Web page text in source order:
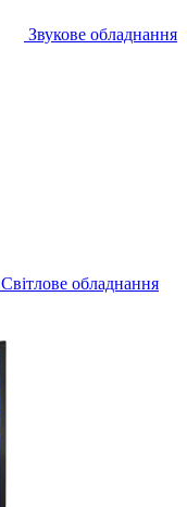
Звукове обладнання
Світлове обладнання